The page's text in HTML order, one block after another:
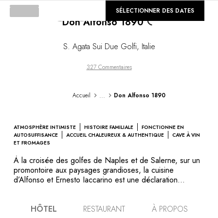
GALERIE
Don Alfonso 1890
Loading...
S. Agata Sui Due Golfi, Italie
327 Commentaires
Accueil ... Don Alfonso 1890
ATMOSPHÈRE INTIMISTE HISTOIRE FAMILIALE
FONCTIONNE EN
AUTOSUFFISANCE
ACCUEIL CHALEUREUX & AUTHENTIQUE
CAVE À VIN
ET FROMAGES
À la croisée des golfes de Naples et de Salerne, sur un
promontoire aux paysages grandioses, la cuisine
d’Alfonso et Ernesto Iaccarino est une déclaration
produits frais de sa propre ferme, Le Peracciole,
SÉLECTIONNER DES DATES
HÔTEL RESTAURANT À PROPOS